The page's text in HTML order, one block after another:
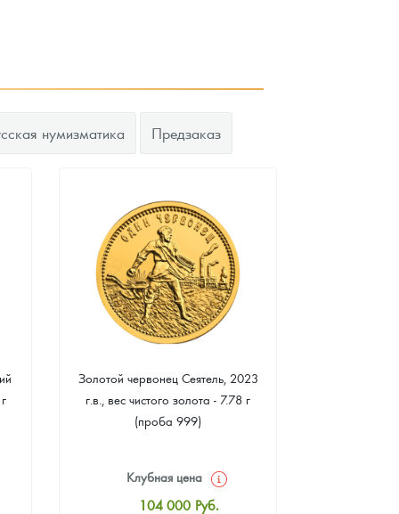
нумизматика Предзаказ
Золотой червонец Сеятель, 2023
г.в., вес чистого золота - 7.78 г
(проба 999)
Клубная цена
104 000 Руб.